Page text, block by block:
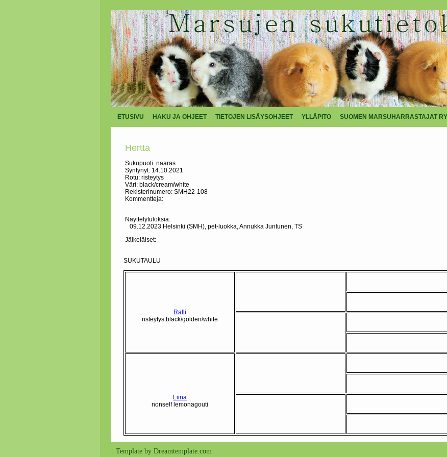
ETUSIVU HAKU JA OHJEET TIETOJEN LISÄYSOHJEET YLLÄPITO SUOMEN MARSUHARRASTAJAT RY
Hertta
Sukupuoli: naaras
Syntynyt: 14.10.2021
Rotu: risteytys
Väri: black/cream/white
Rekisterinumero: SMH22-108
Kommentteja:
Näyttelytuloksia:
09.12.2023 Helsinki (SMH), pet-luokka, Annukka Juntunen, TS
Jälkeläiset:
SUKUTAULU
Ralli
risteytys black/golden/white
Liina
nonself lemonagouti
Template by Dreamtemplate.com